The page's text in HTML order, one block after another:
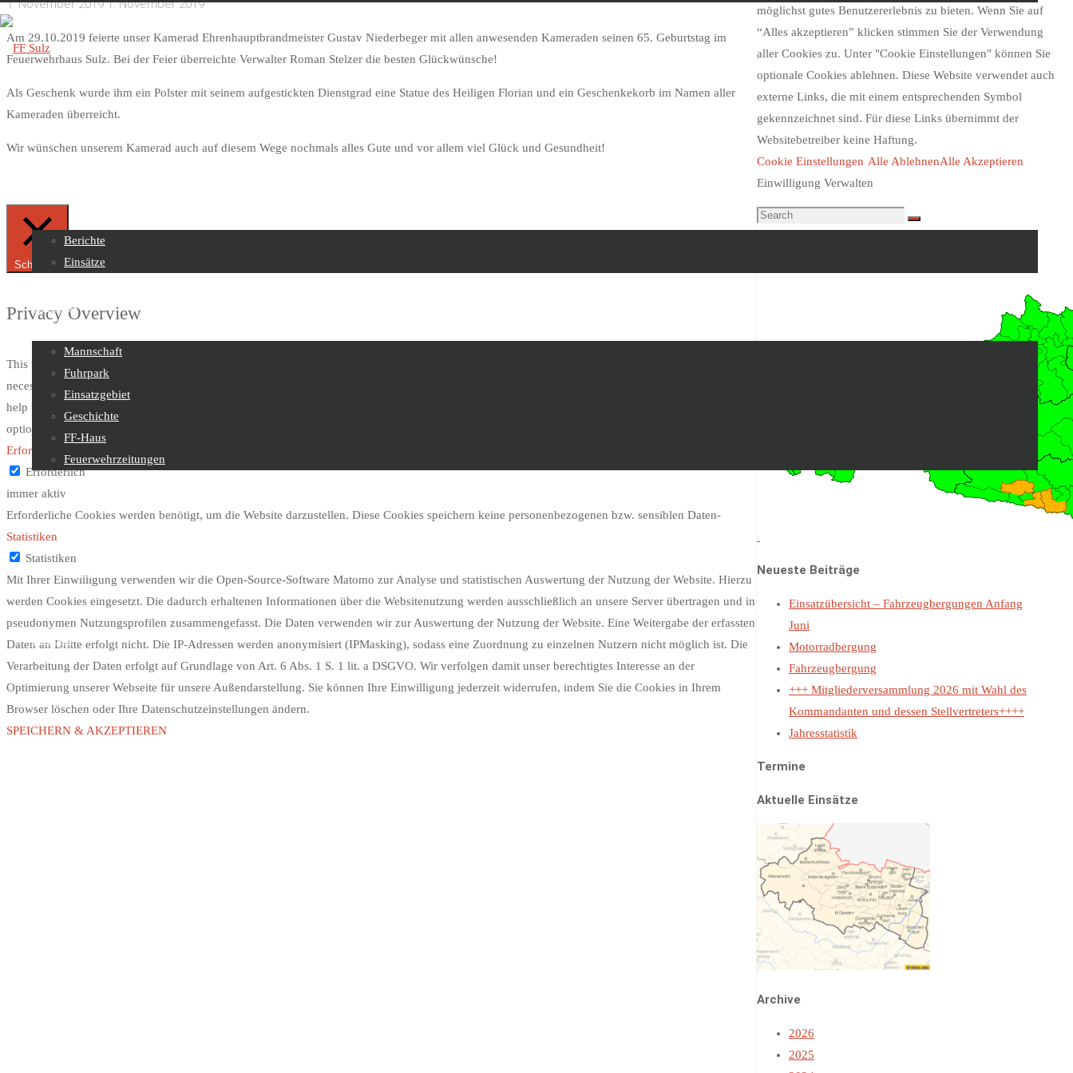
FF
Sulz
content
Berichte
Einsätze
Über uns
Mannschaft
Fuhrpark
Einsatzgebiet
Geschichte
FF-Haus
Feuerwehrzeitungen
Kontakt
1. November 20191. November 2019
Am 29.10.2019 feierte unser Kamerad Ehrenhauptbrandmeister Gustav Niederbeger mit allen anwesenden Kameraden seinen 65. Geburtstag im
Feuerwehrhaus Sulz. Bei der Feier überreichte Verwalter Roman Stelzer die besten Glückwünsche!
Als Geschenk wurde ihm ein Polster mit seinem aufgestickten Dienstgrad eine Statue des Heiligen Florian und ein Geschenkekorb im Namen aller
Kameraden überreicht.
Wir wünschen unserem Kamerad auch auf diesem Wege nochmals alles Gute und vor allem viel Glück und Gesundheit!
Search
Search
Neueste Beiträge
Einsatzübersicht – Fahrzeugbergungen Anfang
Juni
Motorradbergung
Fahrzeugbergung
+++ Mitgliederversammlung 2026 mit Wahl des
Kommandanten und dessen Stellvertreters++++
Jahresstatistik
Termine
Aktuelle Einsätze
Archive
2026
2025
möglichst gutes Benutzererlebnis zu bieten. Wenn Sie auf
“Alles akzeptieren” klicken stimmen Sie der Verwendung
aller Cookies zu. Unter "Cookie Einstellungen" können Sie
optionale Cookies ablehnen. Diese Website verwendet auch
externe Links, die mit einem entsprechenden Symbol
gekennzeichnet sind. Für diese Links übernimmt der
Websitebetreiber keine Haftung.
Cookie Einstellungen Alle AblehnenAlle Akzeptieren
Einwilligung Verwalten
Schließen
Privacy Overview
This website uses cookies to improve your experience while you navigate through the website. Out of these, the cookies that are categorized as
necessary are stored on your browser as they are essential for the working of basic functionalities of the website. We also use third-party cookies that
help us analyze and understand how you use this website. These cookies will be stored in your browser only with your consent. You also have the
option to opt-out of these cookies. But opting out of some of these cookies may affect your browsing experience.
Erforderlich
Erforderlich
immer aktiv
Erforderliche Cookies werden benötigt, um die Website darzustellen. Diese Cookies speichern keine personenbezogenen bzw. sensiblen Daten-
Statistiken
Statistiken
Mit Ihrer Einwilligung verwenden wir die Open-Source-Software Matomo zur Analyse und statistischen Auswertung der Nutzung der Website. Hierzu
werden Cookies eingesetzt. Die dadurch erhaltenen Informationen über die Websitenutzung werden ausschließlich an unsere Server übertragen und in
pseudonymen Nutzungsprofilen zusammengefasst. Die Daten verwenden wir zur Auswertung der Nutzung der Website. Eine Weitergabe der erfassten
Daten an Dritte erfolgt nicht. Die IP-Adressen werden anonymisiert (IPMasking), sodass eine Zuordnung zu einzelnen Nutzern nicht möglich ist. Die
Verarbeitung der Daten erfolgt auf Grundlage von Art. 6 Abs. 1 S. 1 lit. a DSGVO. Wir verfolgen damit unser berechtigtes Interesse an der
Optimierung unserer Webseite für unsere Außendarstellung. Sie können Ihre Einwilligung jederzeit widerrufen, indem Sie die Cookies in Ihrem
Browser löschen oder Ihre Datenschutzeinstellungen ändern.
SPEICHERN & AKZEPTIEREN